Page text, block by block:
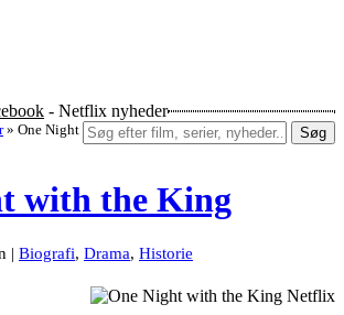
- Netflix nyheder
Søg
» One Night
with the King
| Biografi, Drama, Historie